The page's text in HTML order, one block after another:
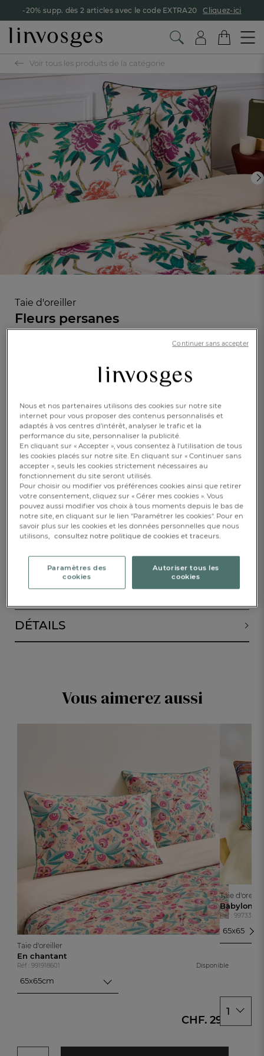
-20% supp. dès 2 articles avec le code EXTRA20 Cliquez-ici
FR DE
AT
BE
CH
Voir tous les produits de la catégorie
Taie d'oreiller
Fleurs persanes
En savoir +
Caractéristique :
Taie d'oreiller carrée
65x65cm 50x70cm
Disponible
CHF. 27.-
DESCRIPTION
DÉTAILS
Vous aimerez aussi
Taie d'oreiller
En chantant
Réf : 991918601 Disponible
65x65cm
CHF. 29.-
Taie
Babylone
Réf :
65x65cm
1
Nous et nos partenaires utilisons des cookies sur notre site
internet pour vous proposer des contenus personnalisés et
adaptés à vos centres d’intérêt, analyser le trafic et la
performance du site, personnaliser la publicité.
En cliquant sur « Accepter », vous consentez à l'utilisation de tous
les cookies placés sur notre site. En cliquant sur « Continuer sans
accepter », seuls les cookies strictement nécessaires au
fonctionnement du site seront utilisés.
Pour choisir ou modifier vos préférences cookies ainsi que retirer
votre consentement, cliquez sur « Gérer mes cookies ». Vous
pouvez aussi modifier vos choix à tous moments depuis le bas de
notre site, en cliquant sur le lien "Paramétrer les cookies". Pour en
savoir plus sur les cookies et les données personnelles que nous
utilisons, consultez notre politique de cookies et traceurs.
Paramètres des
cookies
Autoriser tous les
cookies
Continuer sans accepter